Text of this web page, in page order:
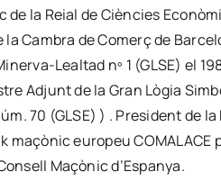
de la Reial de Ciències
la Cambra de Comerç de
Lealtad nº 1 (GLSE) el
Adjunt de la Gran Lògia
70 (GLSE) ) . President de
maçònic europeu COMALACE
Maçònic d’Espanya.